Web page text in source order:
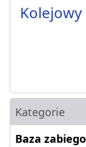
Kategorie
Baza